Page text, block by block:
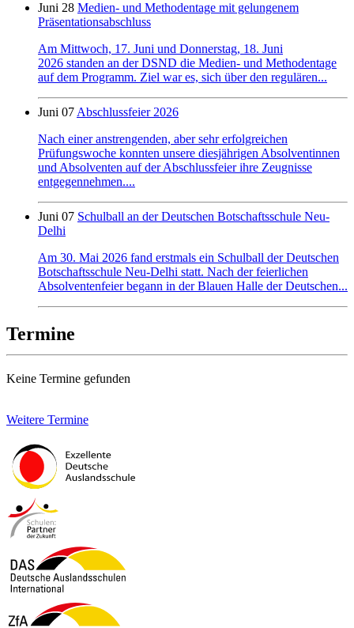
Juni 28 Medien- und Methodentage mit gelungenem
Präsentationsabschluss
Am Mittwoch, 17. Juni und Donnerstag, 18. Juni
2026 standen an der DSND die Medien- und Methodentage
auf dem Programm. Ziel war es, sich über den regulären...
Juni 07Abschlussfeier 2026
Nach einer anstrengenden, aber sehr erfolgreichen
Prüfungswoche konnten unsere diesjährigen Absolventinnen
und Absolventen auf der Abschlussfeier ihre Zeugnisse
entgegennehmen....
Juni 07 Schulball an der Deutschen Botschaftsschule Neu-
Delhi
Am 30. Mai 2026 fand erstmals ein Schulball der Deutschen
Botschaftsschule Neu-Delhi statt. Nach der feierlichen
Absolventenfeier begann in der Blauen Halle der Deutschen...
Termine
Keine Termine gefunden
Weitere Termine